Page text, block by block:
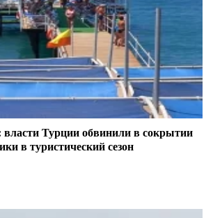
власти Турции обвинили в сокрытии
в туристический сезон